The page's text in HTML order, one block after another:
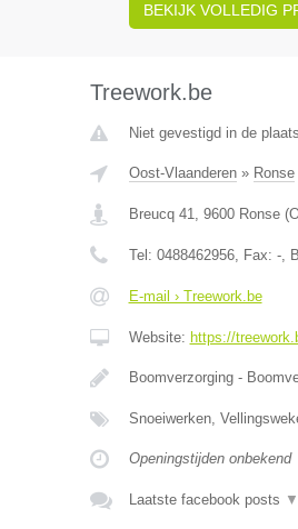
BEKIJK VOLLEDIG
Treework.be
Niet gevestigd in de
Oost-Vlaanderen» Ronse|
Breucq 41, 9600 Ronse(
Tel: 0488462956, Fax: -,
E-mail › Treework.be
Website: https://
Boomverzorging -
Snoeiwerken,
Openingstijden onbekend
Laatste facebook posts ▼